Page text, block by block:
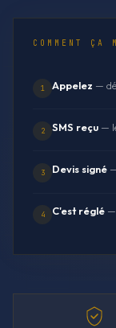
COMMENT ÇA
1 Appelez —
2 SMS reçu —
3 Devis signé
4 C'est réglé —